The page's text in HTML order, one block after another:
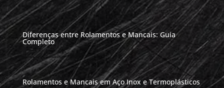
Diferenças entre Rolamentos e Mancais: Guia
Completo
Rolamentos e Mancais em Aço Inox e Termoplásticos